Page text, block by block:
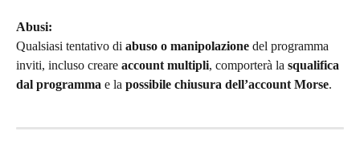
Abusi:
Qualsiasi tentativo di abuso o manipolazione del programma
inviti, incluso creare account multipli, comporterà la squalifica
dal programma e la possibile chiusura dell’account Morse.